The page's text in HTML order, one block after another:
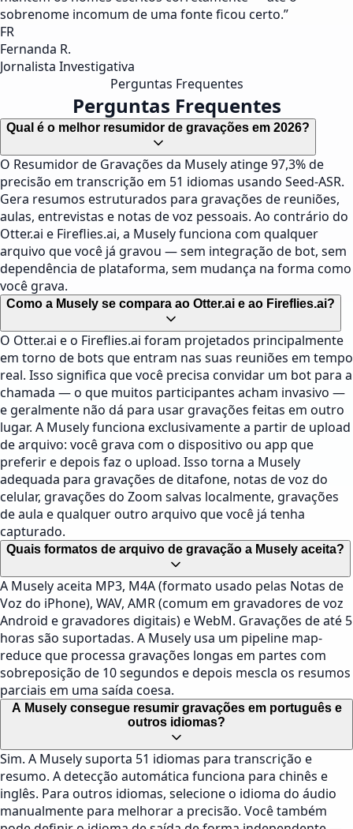
sobrenome incomum de uma fonte ficou certo.”
FR
Fernanda R.
Jornalista Investigativa
Perguntas Frequentes
Perguntas Frequentes
Qual é o melhor resumidor de gravações em 2026?
O Resumidor de Gravações da Musely atinge 97,3% de
precisão em transcrição em 51 idiomas usando Seed-ASR.
Gera resumos estruturados para gravações de reuniões,
aulas, entrevistas e notas de voz pessoais. Ao contrário do
Otter.ai e Fireflies.ai, a Musely funciona com qualquer
arquivo que você já gravou — sem integração de bot, sem
dependência de plataforma, sem mudança na forma como
você grava.
Como a Musely se compara ao Otter.ai e ao Fireflies.ai?
O Otter.ai e o Fireflies.ai foram projetados principalmente
em torno de bots que entram nas suas reuniões em tempo
real. Isso significa que você precisa convidar um bot para a
chamada — o que muitos participantes acham invasivo —
e geralmente não dá para usar gravações feitas em outro
lugar. A Musely funciona exclusivamente a partir de upload
de arquivo: você grava com o dispositivo ou app que
preferir e depois faz o upload. Isso torna a Musely
adequada para gravações de ditafone, notas de voz do
celular, gravações do Zoom salvas localmente, gravações
de aula e qualquer outro arquivo que você já tenha
capturado.
Quais formatos de arquivo de gravação a Musely aceita?
A Musely aceita MP3, M4A (formato usado pelas Notas de
Voz do iPhone), WAV, AMR (comum em gravadores de voz
Android e gravadores digitais) e WebM. Gravações de até 5
horas são suportadas. A Musely usa um pipeline map-
reduce que processa gravações longas em partes com
sobreposição de 10 segundos e depois mescla os resumos
parciais em uma saída coesa.
A Musely consegue resumir gravações em português e
outros idiomas?
Sim. A Musely suporta 51 idiomas para transcrição e
resumo. A detecção automática funciona para chinês e
inglês. Para outros idiomas, selecione o idioma do áudio
manualmente para melhorar a precisão. Você também